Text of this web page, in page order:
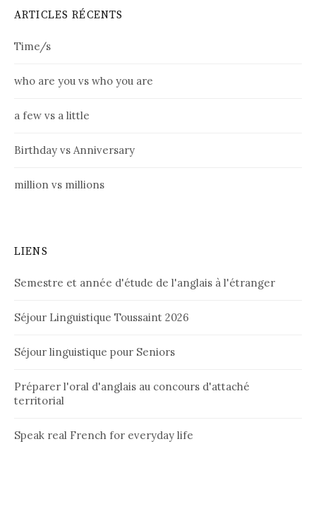
ARTICLES RÉCENTS
Time/s
who are you vs who you are
a few vs a little
Birthday vs Anniversary
million vs millions
LIENS
Semestre et année d'étude de l'anglais à l'étranger
Séjour Linguistique Toussaint 2026
Séjour linguistique pour Seniors
Préparer l'oral d'anglais au concours d'attaché
territorial
Speak real French for everyday life